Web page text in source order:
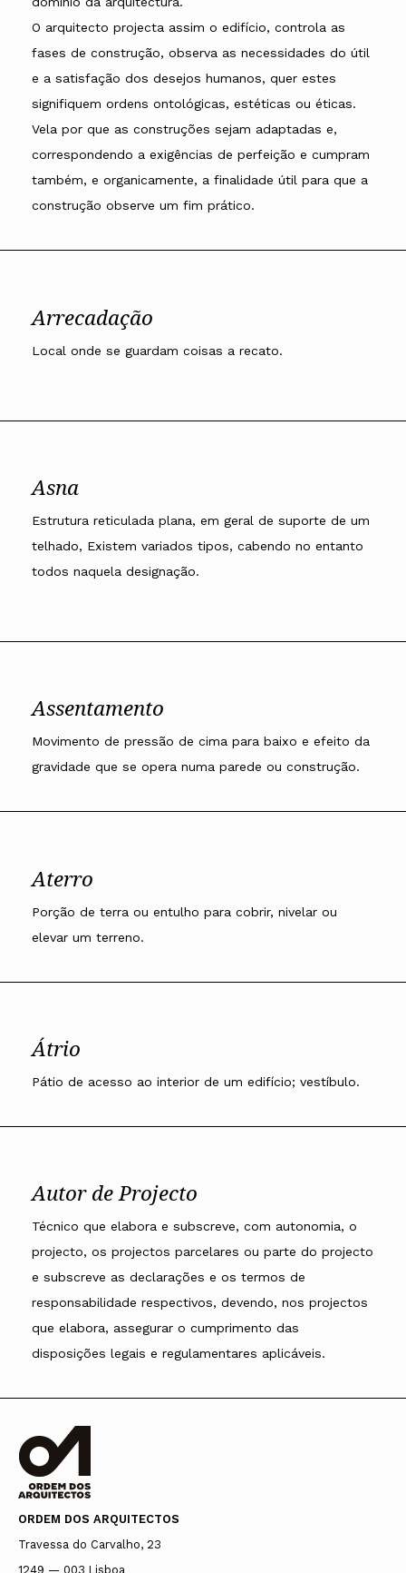
O arquitecto projecta assim o edifício, controla as
fases de construção, observa as necessidades do útil
e a satisfação dos desejos humanos, quer estes
signifiquem ordens ontológicas, estéticas ou éticas.
Vela por que as construções sejam adaptadas e,
correspondendo a exigências de perfeição e cumpram
também, e organicamente, a finalidade útil para que a
construção observe um fim prático.
Arrecadação
Local onde se guardam coisas a recato.
Asna
Estrutura reticulada plana, em geral de suporte de um
telhado, Existem variados tipos, cabendo no entanto
todos naquela designação.
Assentamento
Movimento de pressão de cima para baixo e efeito da
gravidade que se opera numa parede ou construção.
Aterro
Porção de terra ou entulho para cobrir, nivelar ou
elevar um terreno.
Átrio
Pátio de acesso ao interior de um edifício; vestíbulo.
Autor de Projecto
Técnico que elabora e subscreve, com autonomia, o
projecto, os projectos parcelares ou parte do projecto
e subscreve as declarações e os termos de
responsabilidade respectivos, devendo, nos projectos
que elabora, assegurar o cumprimento das
disposições legais e regulamentares aplicáveis.
ORDEM DOS ARQUITECTOS
Travessa do Carvalho, 23
1249 — 003 Lisboa